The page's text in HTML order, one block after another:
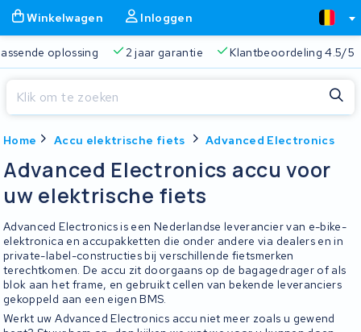
Winkelwagen Inloggen
oplossing 2 jaar garantie Klantbeoordeling 4.5/5
Home Accu elektrische fiets Advanced Electronics
Advanced Electronics accu voor
uw elektrische fiets
Advanced Electronics is een Nederlandse leverancier van e-bike-
elektronica en accupakketten die onder andere via dealers en in
private-label-constructies bij verschillende fietsmerken
terechtkomen. De accu zit doorgaans op de bagagedrager of als
blok aan het frame, en gebruikt cellen van bekende leveranciers
gekoppeld aan een eigen BMS.
Werkt uw Advanced Electronics accu niet meer zoals u gewend
Je winkelwagen is leeg.
Gratis verzending Altijd een passende oplossing 2
Sluiten
Begin te typen in de zoekbalk om te zoeken